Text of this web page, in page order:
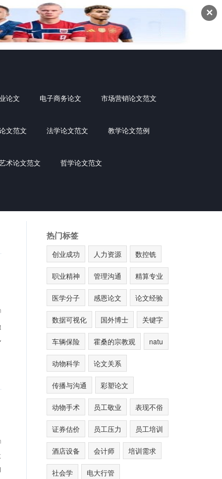
✕
论文 电子商务论文 市场营销论文范文
文范文 法学论文范文 教学论文范例
术论文范文 哲学论文范文
热门标签
创业成功 人力资源 数控铣
职业精神 管理沟通 精算专业
医学分子 感恩论文 论文经验
数据可视化 国外博士 关键字
车辆保险 霍桑的宗教观 natu
动物科学 论文关系
传播与沟通 彩塑论文
动物手术 员工敬业 表现不俗
证券估价 员工压力 员工培训
酒店设备 会计师 培训需求
社会学 电大行管